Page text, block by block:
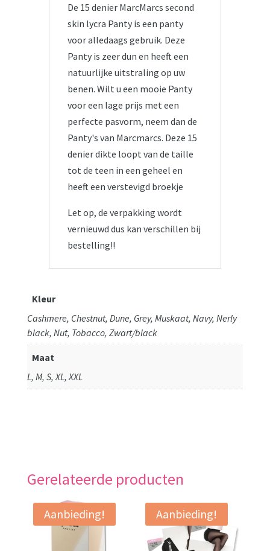
De 15 denier MarcMarcs second
skin lycra Panty is een panty
voor alledaags gebruik. Deze
Panty is zeer dun en heeft een
natuurlijke uitstraling op uw
benen. Wilt u een mooie Panty
voor een lage prijs met een
perfecte pasvorm, neem dan de
Panty's van Marcmarcs. Deze 15
denier dikte loopt van de taille
tot de teen in een geheel en
heeft een verstevigd broekje
Let op, de verpakking wordt
vernieuwd dus kan verschillen bij
bestelling!!
Kleur
Cashmere, Chestnut, Dune, Grey, Muskaat, Navy, Nerly
black, Nut, Tobacco, Zwart/black
Maat
L, M, S, XL, XXL
Gerelateerde producten
Aanbieding! Aanbieding!